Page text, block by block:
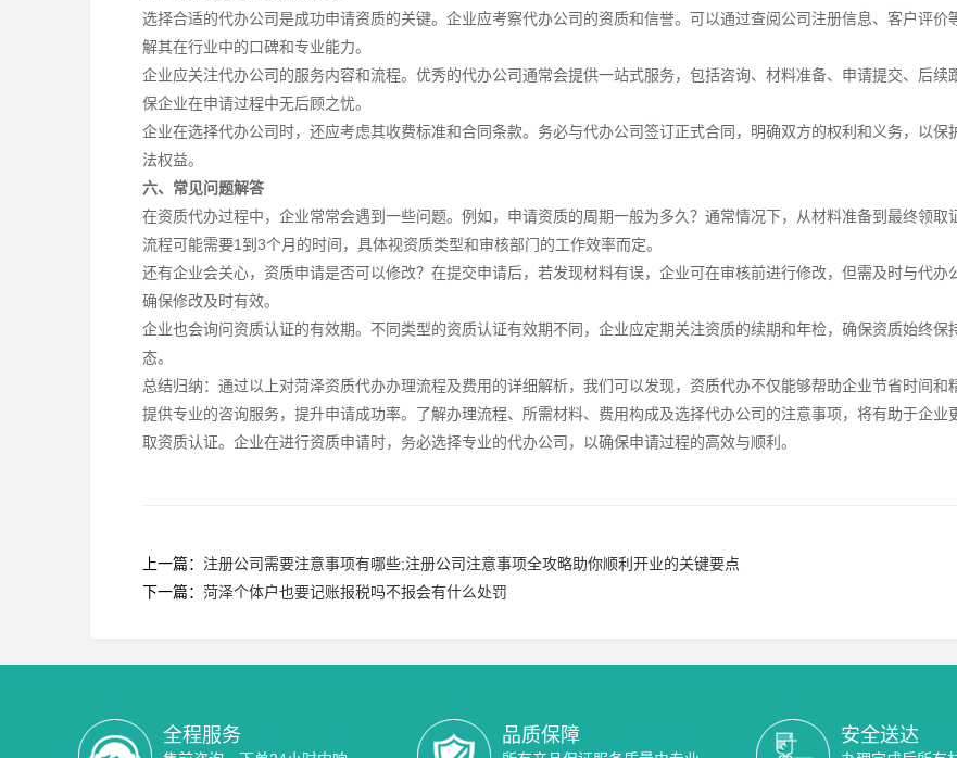
选择合适的代办公司是成功申请资质的关键。企业应考察代办公司的资质和信誉。可以通过查阅公司注册信息、客户评价
解其在行业中的口碑和专业能力。
企业应关注代办公司的服务内容和流程。优秀的代办公司通常会提供一站式服务，包括咨询、材料准备、申请提交、后续
保企业在申请过程中无后顾之忧。
企业在选择代办公司时，还应考虑其收费标准和合同条款。务必与代办公司签订正式合同，明确双方的权利和义务，以保
法权益。
六、常见问题解答
在资质代办过程中，企业常常会遇到一些问题。例如，申请资质的周期一般为多久？通常情况下，从材料准备到最终领取
流程可能需要1到3个月的时间，具体视资质类型和审核部门的工作效率而定。
还有企业会关心，资质申请是否可以修改？在提交申请后，若发现材料有误，企业可在审核前进行修改，但需及时与代办
确保修改及时有效。
企业也会询问资质认证的有效期。不同类型的资质认证有效期不同，企业应定期关注资质的续期和年检，确保资质始终保
态。
总结归纳：通过以上对菏泽资质代办办理流程及费用的详细解析，我们可以发现，资质代办不仅能够帮助企业节省时间和
提供专业的咨询服务，提升申请成功率。了解办理流程、所需材料、费用构成及选择代办公司的注意事项，将有助于企业
取资质认证。企业在进行资质申请时，务必选择专业的代办公司，以确保申请过程的高效与顺利。
上一篇： 注册公司需要注意事项有哪些;注册公司注意事项全攻略助你顺利开业的关键要点
下一篇： 菏泽个体户也要记账报税吗不报会有什么处罚
全程服务 品质保障 安全送达